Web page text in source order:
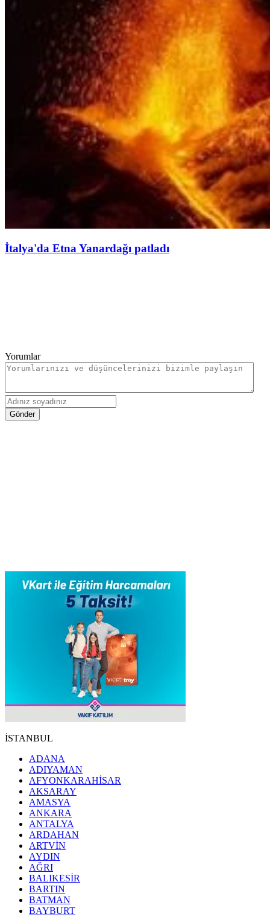
İtalya'da Etna Yanardağı patladı
Yorumlar
Gönder
İSTANBUL
ADANA
ADIYAMAN
AFYONKARAHİSAR
AKSARAY
AMASYA
ANKARA
ANTALYA
ARDAHAN
ARTVİN
AYDIN
AĞRI
BALIKESİR
BARTIN
BATMAN
BAYBURT